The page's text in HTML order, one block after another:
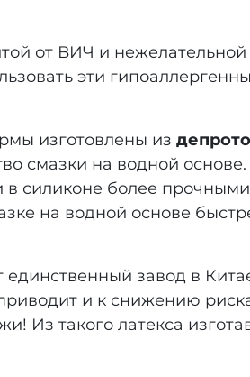
от ВИЧ и
эти
изготовлены из
смазки на водной
силиконе более
на водной основе
завод в
и к снижению
Из такого латекса